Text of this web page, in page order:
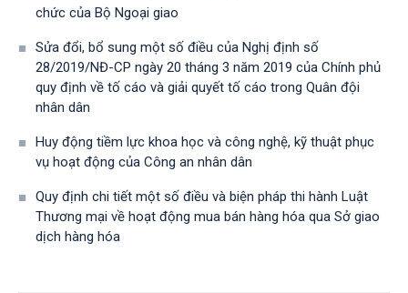
chức của Bộ Ngoại giao
Sửa đổi, bổ sung một số điều của Nghị định số
28/2019/NĐ-CР ngày 20 tháng 3 năm 2019 của Chính phủ
quy định về tố cáo và giải quyết tố cáo trong Quân đội
nhân dân
Huy động tiềm lực khoa học và công nghệ, kỹ thuật phục
vụ hoạt động của Công an nhân dân
Quy định chi tiết một số điều và biện pháp thi hành Luật
Thương mại về hoạt động mua bán hàng hóa qua Sở giao
dịch hàng hóa